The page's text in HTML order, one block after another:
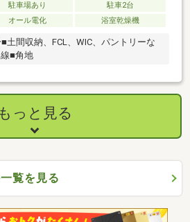
駐車場あり
駐車2台
オール電化 浴室乾燥機
土間収納、FCL、WIC、パントリーな
■角地
もっと見る
覧を見る